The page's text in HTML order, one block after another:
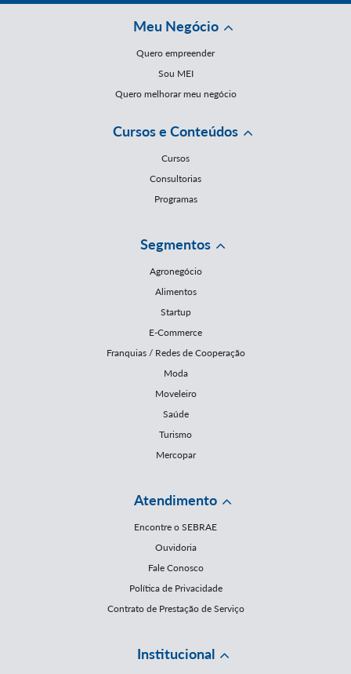
Meu Negócio
Quero empreender
Sou MEI
Quero melhorar meu negócio
Cursos e Conteúdos
Cursos
Consultorias
Programas
Segmentos
Agronegócio
Alimentos
Startup
E-Commerce
Franquias / Redes de Cooperação
Moda
Moveleiro
Saúde
Turismo
Mercopar
Atendimento
Encontre o SEBRAE
Ouvidoria
Fale Conosco
Política de Privacidade
Contrato de Prestação de Serviço
Institucional